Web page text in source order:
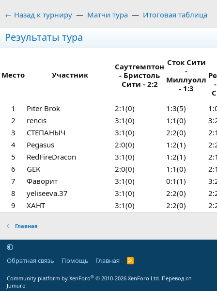
← Назад к турниру — Матчи тура — Итоговая таблица
Результаты тура
Место Участник
Саутгемптон
- Бристоль
Сити - 2:2
Сток Сити
-
Миллуолл
- 1:3
1
Piter Brok 2:1(0) 1:3(5)
2
rencis 3:1(0) 1:1(0)
3
СТЕПАНЫЧ 3:1(0) 2:2(0)
4
Pegasus 2:0(0) 1:2(1)
5
RedFireDracon 3:1(0) 1:2(1)
6
GEK 2:0(0) 1:1(0)
7
Фаворит 3:1(0) 0:1(1)
8
yeliseeva.37 3:1(0) 2:2(0)
9
ХАНТ 3:1(0) 2:2(0)
Главная
Обратная связь Помощь Главная
R
Community platform by XenForo® © 2010-2026 XenForo Ltd. Перевод от
Jumuro